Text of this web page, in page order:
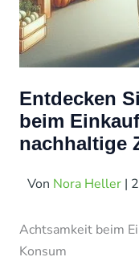
Entdecken
beim
nachhaltige
Von Nora Heller |
Achtsamkeit beim
Konsum